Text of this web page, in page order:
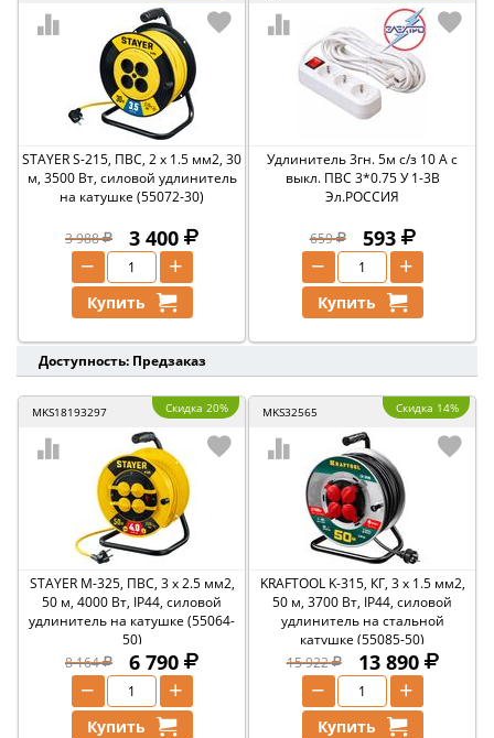
STAYER S-215, ПВС, 2 х 1.5 мм2, 30
м, 3500 Вт, силовой удлинитель
на катушке (55072-30)
3 988 3 400
+
−
Купить
Удлинитель 3гн. 5м с/з 10 А с
выкл. ПВС 3*0.75 У 1-3В
Эл.РОССИЯ
659 593
+
−
Купить
Доступность: Предзаказ
MKS18193297 Скидка 20%
STAYER М-325, ПВС, 3 х 2.5 мм2,
50 м, 4000 Вт, IP44, силовой
удлинитель на катушке (55064-
50)
8 164
6 790
+
−
Купить
MKS32565 Скидка 14%
KRAFTOOL K-315, КГ, 3 x 1.5 мм2,
50 м, 3700 Вт, IP44, силовой
удлинитель на стальной
катушке (55085-50)
15 922
13 890
+
−
Купить